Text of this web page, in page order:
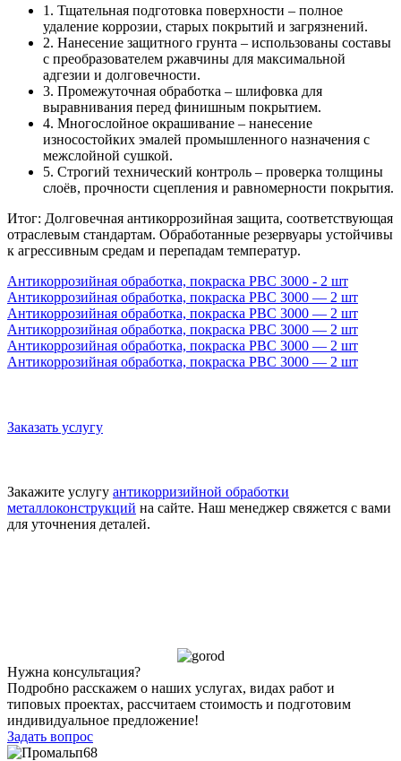
1. Тщательная подготовка поверхности – полное
удаление коррозии, старых покрытий и загрязнений.
2. Нанесение защитного грунта – использованы составы
с преобразователем ржавчины для максимальной
адгезии и долговечности.
3. Промежуточная обработка – шлифовка для
выравнивания перед финишным покрытием.
4. Многослойное окрашивание – нанесение
износостойких эмалей промышленного назначения с
межслойной сушкой.
5. Строгий технический контроль – проверка толщины
слоёв, прочности сцепления и равномерности покрытия.
Итог: Долговечная антикоррозийная защита, соответствующая
отраслевым стандартам. Обработанные резервуары устойчивы
к агрессивным средам и перепадам температур.
Антикоррозийная обработка, покраска PBC 3000 - 2 шт
Антикоррозийная обработка, покраска РВС 3000 — 2 шт
Антикоррозийная обработка, покраска РВС 3000 — 2 шт
Антикоррозийная обработка, покраска РВС 3000 — 2 шт
Антикоррозийная обработка, покраска РВС 3000 — 2 шт
Антикоррозийная обработка, покраска РВС 3000 — 2 шт
Заказать услугу
Закажите услугу антикорризийной обработки
металлоконструкций на сайте. Наш менеджер свяжется с вами
для уточнения деталей.
Нужна консультация?
Подробно расскажем о наших услугах, видах работ и
типовых проектах, рассчитаем стоимость и подготовим
индивидуальное предложение!
Задать вопрос